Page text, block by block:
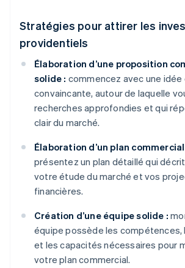
Stratégies pour attirer les
providentiels
Élaboration d’une proposition
solide : commencez avec une
convaincante, autour de laquelle
recherches approfondies et qui
clair du marché.
Élaboration d’un plan
présentez un plan détaillé qui
votre étude du marché et vos
financières.
Création d’une équipe solide :
équipe possède les
et les capacités nécessaires pour
votre plan commercial.